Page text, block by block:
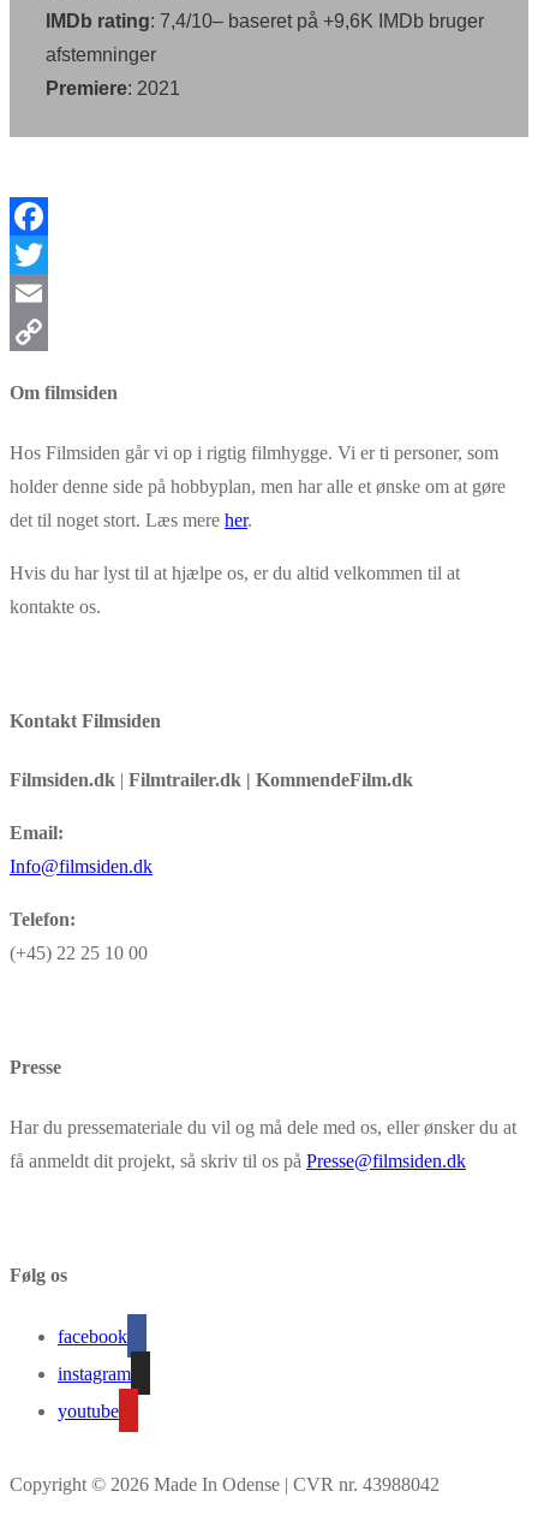
IMDb rating: 7,4/10– baseret på +9,6K IMDb bruger
afstemninger
Premiere: 2021
Facebook
Twitter
Email
Om filmsiden
Hos Filmsiden går vi op i rigtig filmhygge. Vi er ti personer, som
holder denne side på hobbyplan, men har alle et ønske om at gøre
det til noget stort. Læs mere her.
Hvis du har lyst til at hjælpe os, er du altid velkommen til at
kontakte os.
Kontakt Filmsiden
Filmsiden.dk | Filmtrailer.dk | KommendeFilm.dk
Email:
Info@filmsiden.dk
Telefon:
(+45) 22 25 10 00
Presse
Har du pressemateriale du vil og må dele med os, eller ønsker du at
få anmeldt dit projekt, så skriv til os på Presse@filmsiden.dk
Følg os
facebook
instagram
youtube
Copyright © 2026 Made In Odense | CVR nr. 43988042